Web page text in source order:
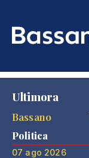
Ultimora
Bassano
Politica
07 ago 2026